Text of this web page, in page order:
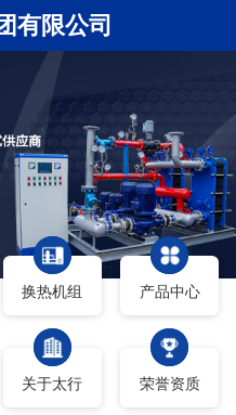
有限公司
换热机组 产品中心
关于太行 荣誉资质